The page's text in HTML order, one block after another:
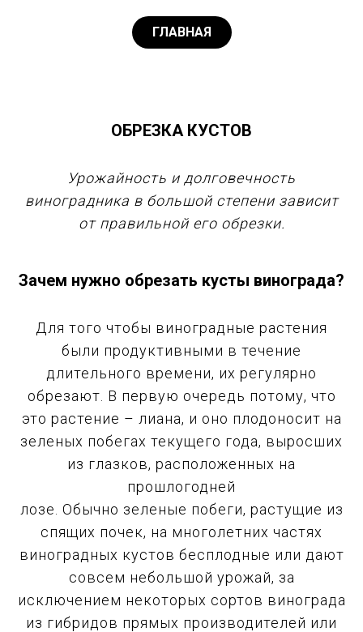
ГЛАВНАЯ
ОБРЕЗКА КУСТОВ
Урожайность и долговечность
виноградника в большой степени зависит
от правильной его обрезки.
Зачем нужно обрезать кусты винограда?
Для того чтобы виноградные растения
были продуктивными в течение
длительного времени, их регулярно
обрезают. В первую очередь потому, что
это растение – лиана, и оно плодоносит на
зеленых побегах текущего года, выросших
из глазков, расположенных на
прошлогодней
лозе. Обычно зеленые побеги, растущие из
спящих почек, на многолетних частях
виноградных кустов бесплодные или дают
совсем небольшой урожай, за
исключением некоторых сортов винограда
из гибридов прямых производителей или